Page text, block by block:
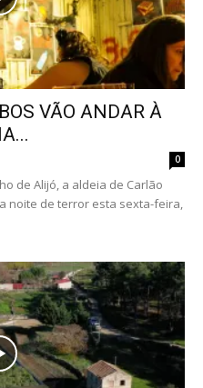
VÃO ANDAR À
0
de Alijó, a aldeia de Carlão
noite de terror esta sexta-feira,